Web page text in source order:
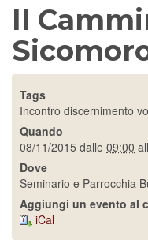
Il
Tags
Incontro discernimento
Quando
08/11/2015 dalle 09:00
Dove
Seminario e Parrocchia
Aggiungi un evento al
iCal